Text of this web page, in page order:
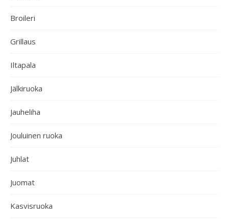
Broileri
Grillaus
Iltapala
Jälkiruoka
Jauheliha
Jouluinen ruoka
Juhlat
Juomat
Kasvisruoka